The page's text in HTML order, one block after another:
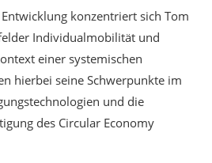
konzentriert sich Tom
Individualmobilität und
einer systemischen
hierbei seine Schwerpunkte im
und die
des Circular Economy